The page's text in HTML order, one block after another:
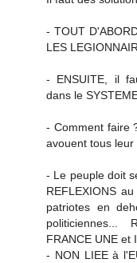
- TOUT
LES
- ENSUITE, il
dans le
- Comment faire
avouent tous leur
- Le peuple doit
REFLEXIONS
patriotes en
politiciennes...
FRANCE UNE et
- NON LIEE à